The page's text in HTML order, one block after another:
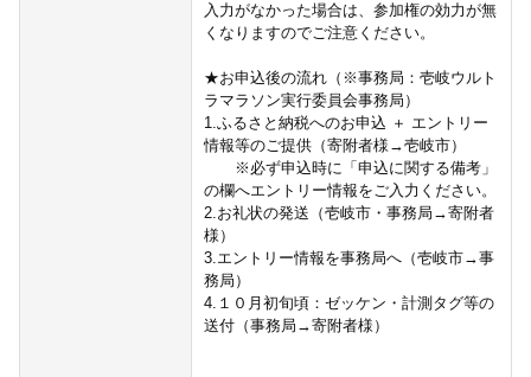
入力がなかった場合は、参加権の効力が無
くなりますのでご注意ください。
★お申込後の流れ（※事務局：壱岐ウルト
ラマラソン実行委員会事務局）
1.ふるさと納税へのお申込 ＋ エントリー
情報等のご提供（寄附者様→壱岐市）
※必ず申込時に「申込に関する備考」
の欄へエントリー情報をご入力ください。
2.お礼状の発送（壱岐市・事務局→寄附者
様）
3.エントリー情報を事務局へ（壱岐市→事
務局）
4.１０月初旬頃：ゼッケン・計測タグ等の
送付（事務局→寄附者様）